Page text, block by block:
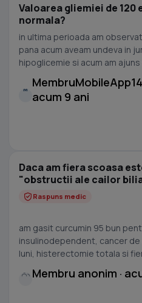
Valoarea gliemiei de 120
normala?
in ultima perioada am
pana acum aveam undeva in
hipoglicemie si acum am ajuns
M
acum 9 ani
Daca am fiera scoasa
"obstructii ale cailor
Raspuns medic
am gasit curcumin 95 bun
insulinodependent, cancer de
luni, histerectomie totala si
Membru anonim ·